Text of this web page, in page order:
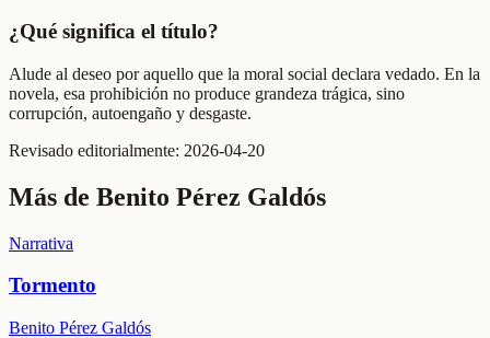
¿Qué significa el título?
Alude al deseo por aquello que la moral social declara vedado. En la
novela, esa prohibición no produce grandeza trágica, sino
corrupción, autoengaño y desgaste.
Revisado editorialmente: 2026-04-20
Más de Benito Pérez Galdós
Narrativa
Tormento
Benito Pérez Galdós